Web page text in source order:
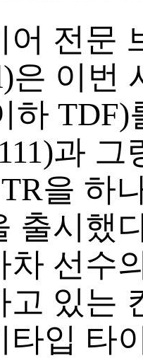
어 전문
은 이번
하
과
TR을 하
출시했
차 선수
고 있는
타입 타